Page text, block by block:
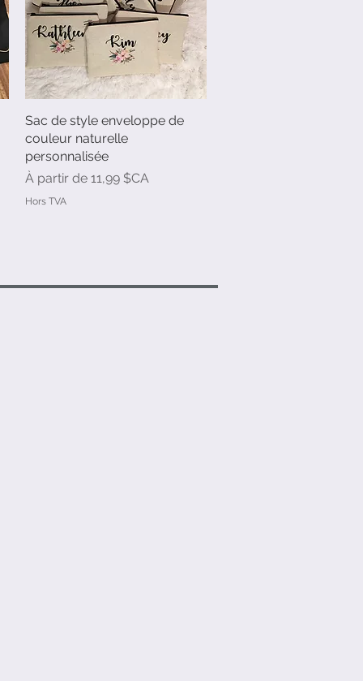
Aperçu rapide
Sac de style enveloppe de
couleur naturelle
personnalisée
À partir de 11,99 $CA
Prix promotionnel
Hors TVA